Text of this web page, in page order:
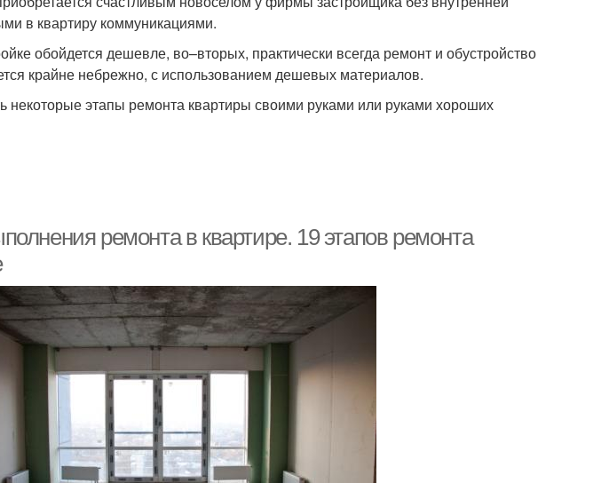
в квартиру коммуникациями.
обойдется дешевле, во–вторых, практически всегда ремонт и обустройство
крайне небрежно, с использованием дешевых материалов.
некоторые этапы ремонта квартиры своими руками или руками хороших
ремонта в квартире. 19 этапов ремонта